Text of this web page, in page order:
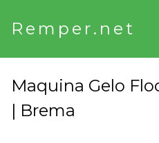
Remper.net
Maquina Gelo
| Brema